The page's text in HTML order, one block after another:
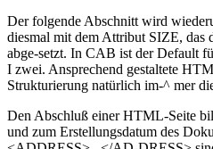
Der folgende Abschnitt wird
diesmal mit dem Attribut SIZE, das
abge-setzt. In CAB ist der Default
I zwei. Ansprechend gestaltete
Strukturierung natürlich im-^ mer
Den Abschluß einer HTML-Seite
und zum Erstellungsdatum des